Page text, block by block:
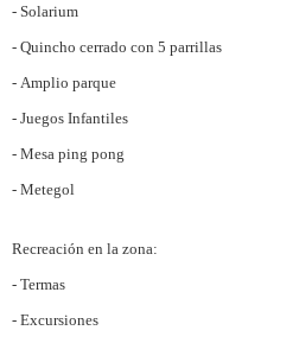
- Solarium
- Quincho cerrado con 5 parrillas
- Amplio parque
- Juegos Infantiles
- Mesa ping pong
- Metegol
Recreación en la zona:
- Termas
- Excursiones